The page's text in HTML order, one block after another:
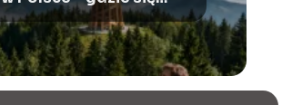
znajduje?